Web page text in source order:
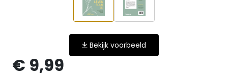
Bekijk voorbeeld
€ 9,99